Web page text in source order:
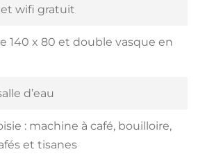
et wifi gratuit
140 x 80 et double vasque en
d’eau
: machine à café, bouilloire,
et tisanes